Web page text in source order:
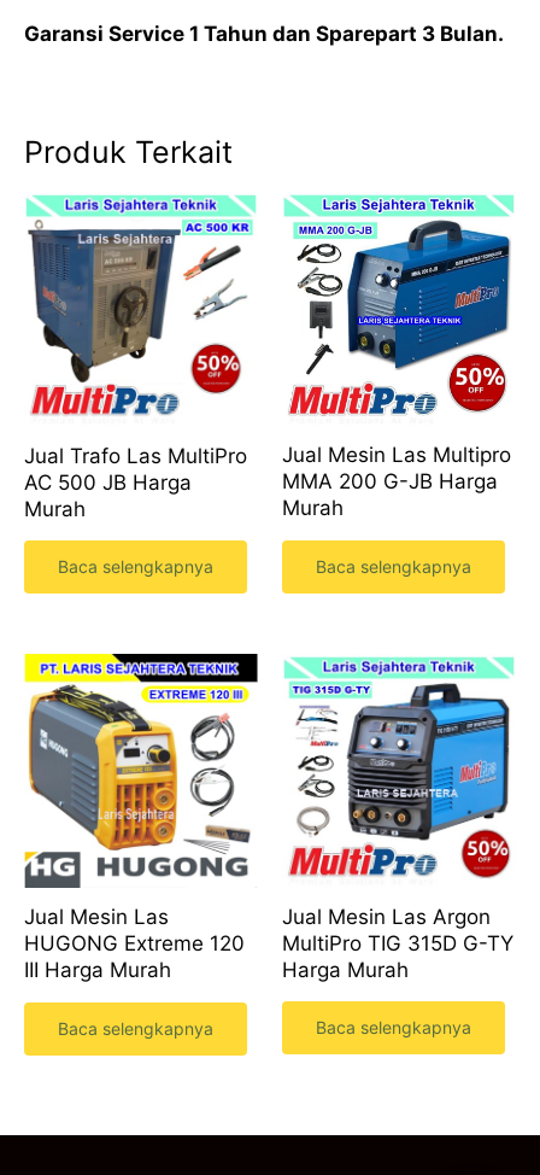
Garansi Service 1 Tahun dan Sparepart 3 Bulan.
Produk Terkait
Jual Trafo Las MultiPro
AC 500 JB Harga
Murah
Baca selengkapnya
Jual Mesin Las Multipro
MMA 200 G-JB Harga
Murah
Baca selengkapnya
Jual Mesin Las
HUGONG Extreme 120
III Harga Murah
Baca selengkapnya
Jual Mesin Las Argon
MultiPro TIG 315D G-TY
Harga Murah
Baca selengkapnya